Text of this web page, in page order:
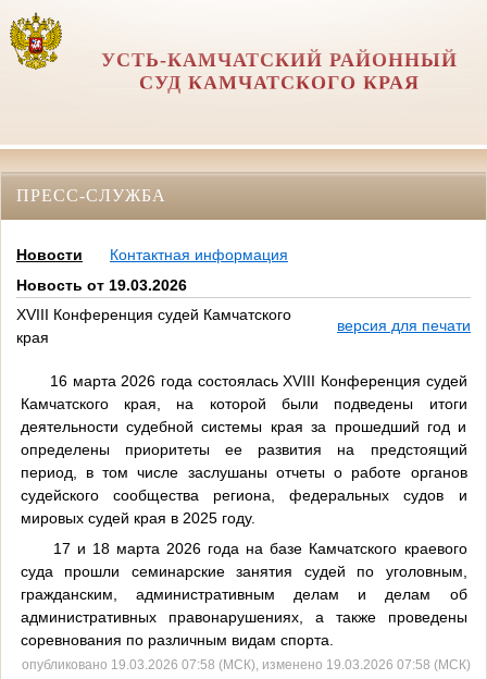
УСТЬ-КАМЧАТСКИЙ РАЙОННЫЙ
СУД КАМЧАТСКОГО КРАЯ
ПРЕСС-СЛУЖБА
Новости
Контактная информация
Новость от 19.03.2026
XVIII Конференция судей Камчатского
края
версия для печати
16 марта 2026 года состоялась XVIII Конференция судей
Камчатского края, на которой были подведены итоги
деятельности судебной системы края за прошедший год и
определены приоритеты ее развития на предстоящий
период, в том числе заслушаны отчеты о работе органов
судейского сообщества региона, федеральных судов и
мировых судей края в 2025 году.
17 и 18 марта 2026 года на базе Камчатского краевого
суда прошли семинарские занятия судей по уголовным,
гражданским, административным делам и делам об
административных правонарушениях, а также проведены
соревнования по различным видам спорта.
опубликовано 19.03.2026 07:58 (МСК), изменено 19.03.2026 07:58 (МСК)